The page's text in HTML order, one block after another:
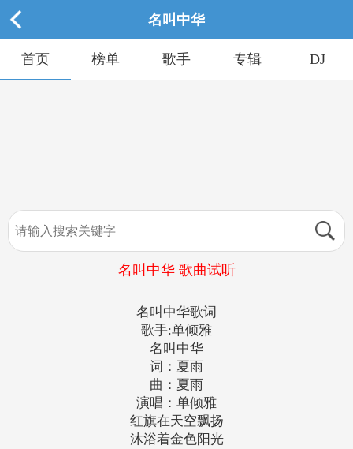
名叫中华
首页 榜单 歌手 专辑 DJ
名叫中华 歌曲试听
名叫中华歌词
歌手:单倾雅
名叫中华
词：夏雨
曲：夏雨
演唱：单倾雅
红旗在天空飘扬
沐浴着金色阳光